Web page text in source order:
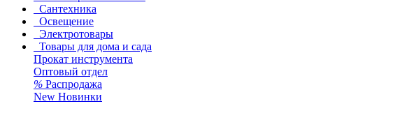
Сантехника
Освещение
Электротовары
Товары для дома и сада
Прокат инструмента
Оптовый отдел
% Распродажа
New Новинки